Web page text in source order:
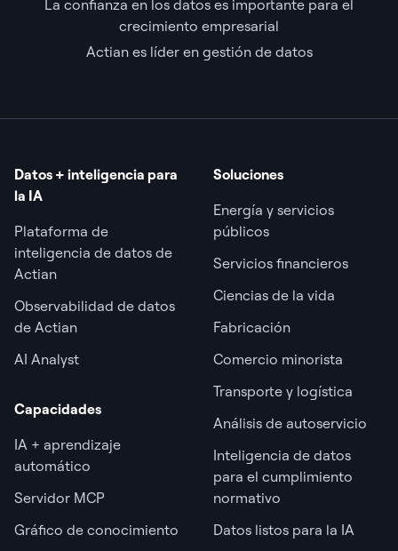
La confianza en los datos es importante para el
crecimiento empresarial
Actian es líder en gestión de datos
Datos + inteligencia para
la IA
Plataforma de
inteligencia de datos de
Actian
Observabilidad de datos
de Actian
AI Analyst
Capacidades
IA + aprendizaje
automático
Servidor MCP
Gráfico de conocimiento
Soluciones
Energía y servicios
públicos
Servicios financieros
Ciencias de la vida
Fabricación
Comercio minorista
Transporte y logística
Análisis de autoservicio
Inteligencia de datos
para el cumplimiento
normativo
Datos listos para la IA